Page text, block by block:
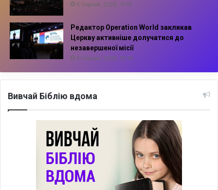
5 Серпня, 2026, 11:16
Редактор Operation World закликав
Церкву активніше долучатися до
незавершеної місії
5 Серпня, 2026, 10:14
Вивчай Біблію вдома